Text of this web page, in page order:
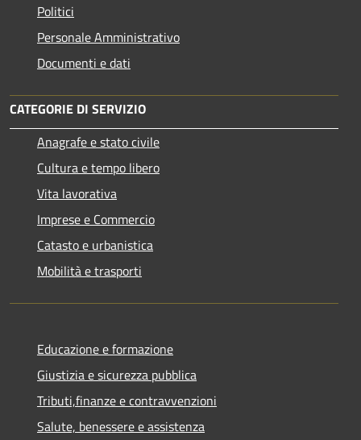
Politici
Personale Amministrativo
Documenti e dati
CATEGORIE DI SERVIZIO
Anagrafe e stato civile
Cultura e tempo libero
Vita lavorativa
Imprese e Commercio
Catasto e urbanistica
Mobilità e trasporti
Educazione e formazione
Giustizia e sicurezza pubblica
Tributi,finanze e contravvenzioni
Salute, benessere e assistenza